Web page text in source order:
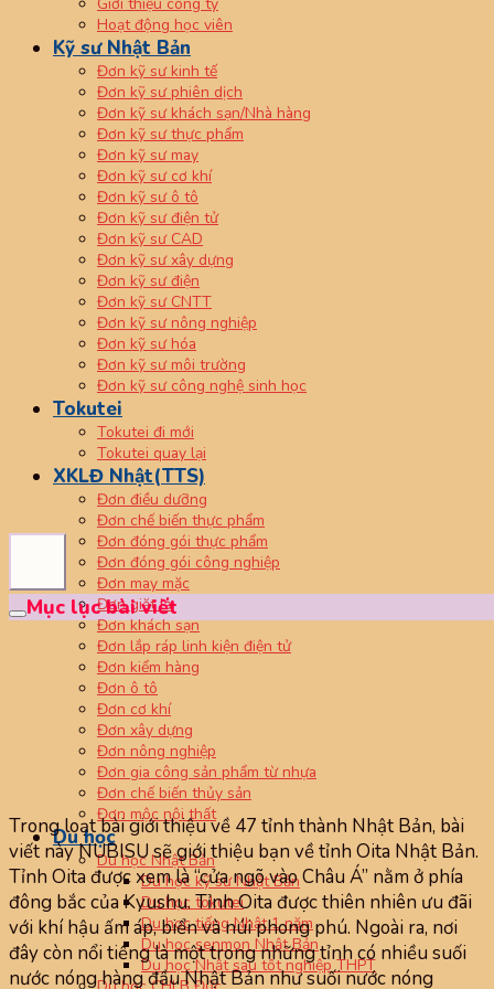
Hoạt động học viên
Kỹ sư Nhật Bản
Đơn kỹ sư kinh tế
Đơn kỹ sư phiên dịch
Đơn kỹ sư khách sạn/Nhà hàng
Đơn kỹ sư thực phẩm
Đơn kỹ sư may
Đơn kỹ sư cơ khí
Đơn kỹ sư ô tô
Đơn kỹ sư điện tử
Đơn kỹ sư CAD
Đơn kỹ sư xây dựng
Đơn kỹ sư điện
Đơn kỹ sư CNTT
Đơn kỹ sư nông nghiệp
Đơn kỹ sư hóa
Đơn kỹ sư môi trường
Đơn kỹ sư công nghệ sinh học
Tokutei
Tokutei đi mới
Tokutei quay lại
XKLĐ Nhật(TTS)
Đơn điều dưỡng
Đơn chế biến thực phẩm
Đơn đóng gói thực phẩm
Đơn đóng gói công nghiệp
Đơn may mặc
Đơn giặt là
Đơn khách sạn
Đơn lắp ráp linh kiện điện tử
Đơn kiểm hàng
Đơn ô tô
Đơn cơ khí
Đơn xây dựng
Đơn nông nghiệp
Đơn gia công sản phẩm từ nhựa
Đơn chế biến thủy sản
Đơn mộc nội thất
Du học
Du học Nhật Bản
Du học kỹ sư Nhật Bản
Du học tokutei
Du học tiếng Nhật 1 năm
Du học senmon Nhật Bản
Du học Nhật sau tốt nghiệp THPT
Mục lục bài viết
Trong loạt bài giới thiệu về 47 tỉnh thành Nhật Bản, bài
viết này NUBISU sẽ giới thiệu bạn về tỉnh Oita Nhật Bản.
Tỉnh Oita được xem là “cửa ngõ vào Châu Á” nằm ở phía
đông bắc của Kyushu. Tỉnh Oita được thiên nhiên ưu đãi
với khí hậu ấm áp, biển và núi phong phú. Ngoài ra, nơi
đây còn nổi tiếng là một trong những tỉnh có nhiều suối
nước nóng hàng đầu Nhật Bản như suối nước nóng